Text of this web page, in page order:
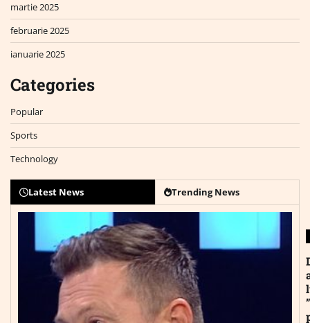
martie 2025
februarie 2025
ianuarie 2025
Categories
Popular
Sports
Technology
Latest News Trending News